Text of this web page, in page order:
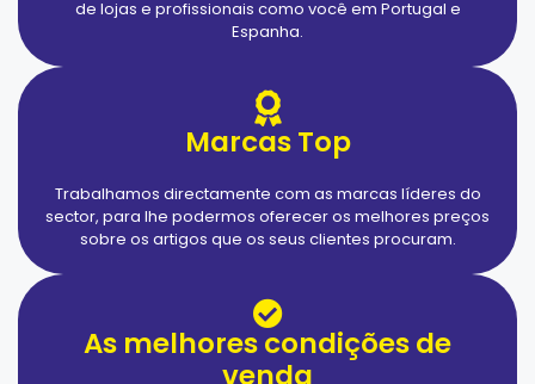
de lojas e profissionais como você em Portugal e
Espanha.
Marcas Top
Trabalhamos directamente com as marcas líderes do
sector, para lhe podermos oferecer os melhores preços
sobre os artigos que os seus clientes procuram.
As melhores condições de
venda